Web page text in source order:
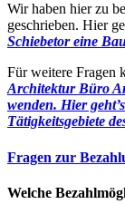
Wir haben hier zu
geschrieben. Hier
Schiebetor eine
Für weitere Fragen
Architektur Büro
wenden. Hier
Tätigkeitsgebiete
Fragen zur
Welche